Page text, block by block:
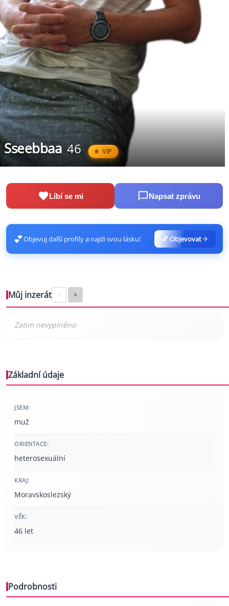
Sseebbaa 46 VIP
Líbí se mi Napsat zprávu
💕Objevuj další profily a najdi svou lásku! 💕 Objevovat
Můj inzerát < >
Základní údaje
JSEM:
muž
ORIENTACE:
heterosexuální
KRAJ:
Moravskoslezský
VĚK:
46 let
Podrobnosti